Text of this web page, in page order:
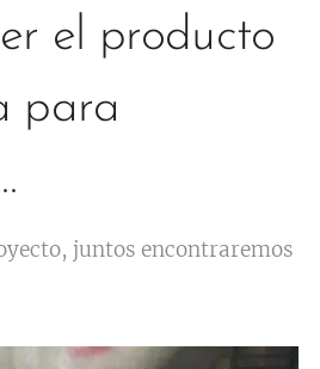
el producto
para
juntos encontraremos